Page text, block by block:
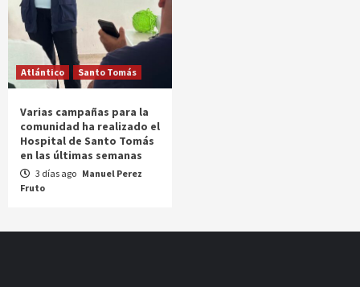
Atlántico Santo Tomás
Varias campañas para la
comunidad ha realizado el
Hospital de Santo Tomás
en las últimas semanas
3 días ago Manuel Perez
Fruto